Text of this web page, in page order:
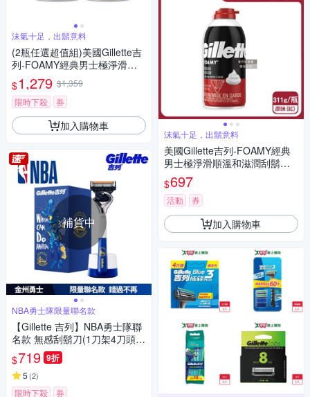
沫氣十足，出鬍意料
(2瓶任選超值組)美國Gillette吉
列-FOAMY經典男士極淨滑順
溫和滋潤刮鬍泡311g/瓶(軟化
鬍根刮除鬍鬚修容泡沫,舒緩保
養臉部剃鬚膏,男性潔顏舒適綿
密修鬍劑)
$1,279 $1,359
限時下殺
券
加入購物車
補貨中
NBA勇士隊限量聯名款
【Gillette 吉列】NBA勇士隊聯
名款 無感刮鬍刀(1刀架4刀頭1
底座)
$719 9折
5 (2)
限時下殺 券
沫氣十足，出鬍意料
美國Gillette吉列-FOAMY經典
男士極淨滑順溫和滋潤刮鬍泡3
11g/瓶(軟化鬍根刮除鬍鬚修容
泡沫,舒緩保養臉部剃鬚膏,男性
潔顏舒適綿密修鬍劑)
$697
活動 券
加入購物車